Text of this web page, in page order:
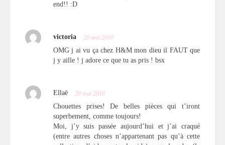
end!! :D
victoria 20 mai 2010
OMG j ai vu ça chez H&M mon dieu il FAUT que
j y aille ! j adore ce que tu as pris ! bsx
Ellaë 20 mai 2010
Chouettes prises! De belles pièces qui t’iront
superbement, comme toujours!
Moi, j’y suis passée aujourd’hui et j’ai craqué
(entre autres choses n’appartenant pas qu’à cette